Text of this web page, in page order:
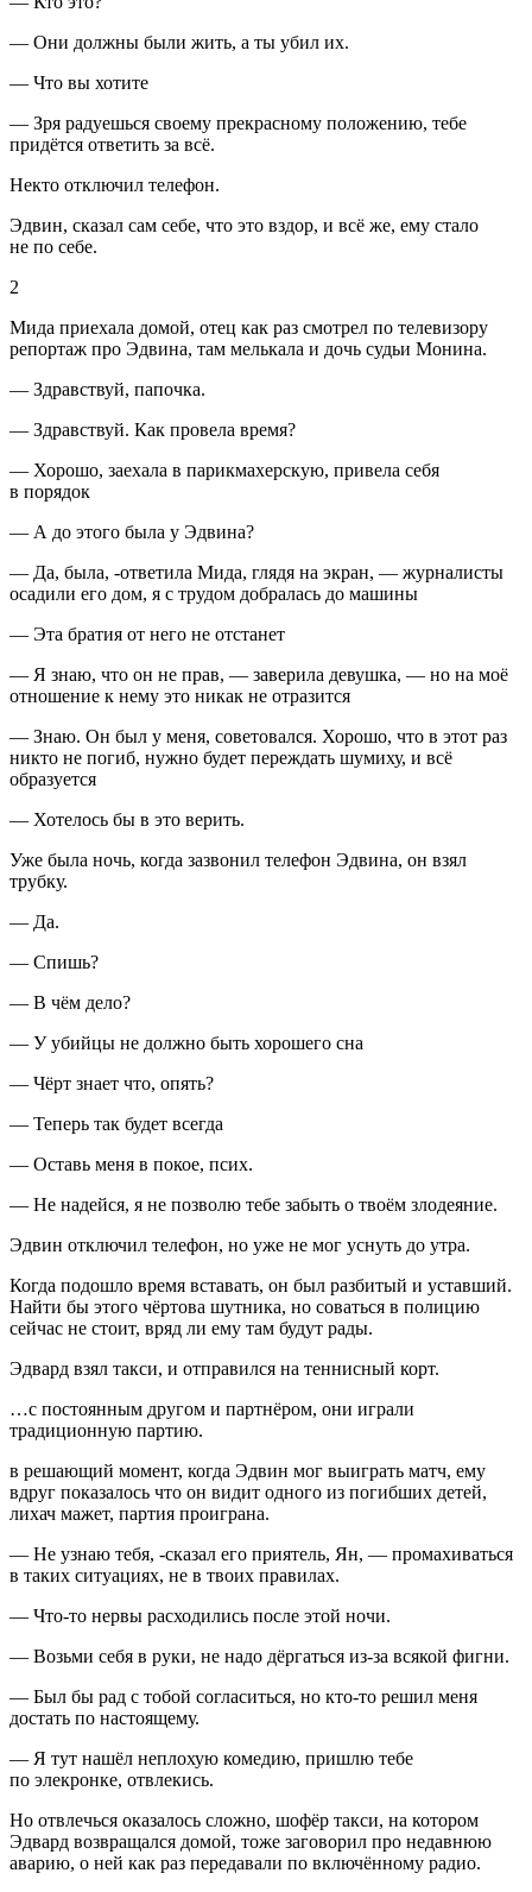
— Они должны были жить, а ты убил их.
— Что вы хотите
— Зря радуешься своему прекрасному положению, тебе
придётся ответить за всё.
Некто отключил телефон.
Эдвин, сказал сам себе, что это вздор, и всё же, ему стало
не по себе.
2
Мида приехала домой, отец как раз смотрел по телевизору
репортаж про Эдвина, там мелькала и дочь судьи Монина.
— Здравствуй, папочка.
— Здравствуй. Как провела время?
— Хорошо, заехала в парикмахерскую, привела себя
в порядок
— А до этого была у Эдвина?
— Да, была, -ответила Мида, глядя на экран, — журналисты
осадили его дом, я с трудом добралась до машины
— Эта братия от него не отстанет
— Я знаю, что он не прав, — заверила девушка, — но на моё
отношение к нему это никак не отразится
— Знаю. Он был у меня, советовался. Хорошо, что в этот раз
никто не погиб, нужно будет переждать шумиху, и всё
образуется
— Хотелось бы в это верить.
Уже была ночь, когда зазвонил телефон Эдвина, он взял
трубку.
— Да.
— Спишь?
— В чём дело?
— У убийцы не должно быть хорошего сна
— Чёрт знает что, опять?
— Теперь так будет всегда
— Оставь меня в покое, псих.
— Не надейся, я не позволю тебе забыть о твоём злодеяние.
Эдвин отключил телефон, но уже не мог уснуть до утра.
Когда подошло время вставать, он был разбитый и уставший.
Найти бы этого чёртова шутника, но соваться в полицию
сейчас не стоит, вряд ли ему там будут рады.
Эдвард взял такси, и отправился на теннисный корт.
…с постоянным другом и партнёром, они играли
традиционную партию.
в решающий момент, когда Эдвин мог выиграть матч, ему
вдруг показалось что он видит одного из погибших детей,
лихач мажет, партия проиграна.
— Не узнаю тебя, -сказал его приятель, Ян, — промахиваться
в таких ситуациях, не в твоих правилах.
— Что-то нервы расходились после этой ночи.
— Возьми себя в руки, не надо дёргаться из-за всякой фигни.
— Был бы рад с тобой согласиться, но кто-то решил меня
достать по настоящему.
— Я тут нашёл неплохую комедию, пришлю тебе
по элекронке, отвлекись.
Но отвлечься оказалось сложно, шофёр такси, на котором
Эдвард возвращался домой, тоже заговорил про недавнюю
аварию, о ней как раз передавали по включённому радио.